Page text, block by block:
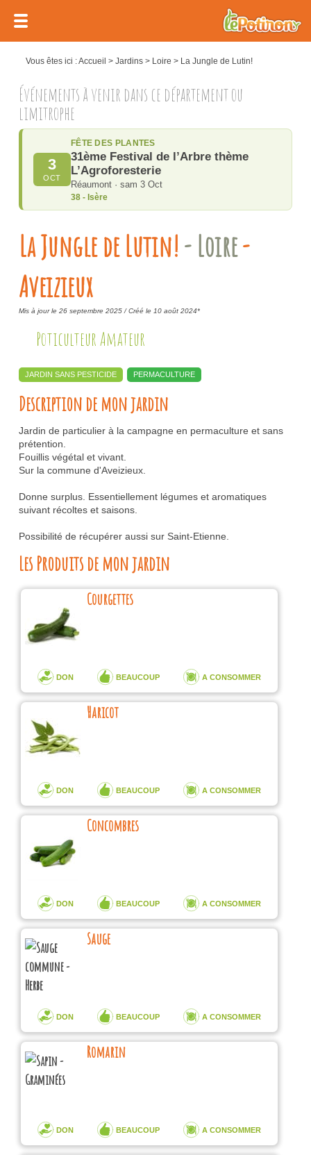
Vous êtes ici :Accueil > Jardins> Loire > La Jungle de Lutin!
La Jungle de Lutin!- Loire-
Aveizieux
Événements à venir dans ce département ou
limitrophe
3
OCT
FÊTE DES PLANTES
31ème Festival de l’Arbre thème
L’Agroforesterie
Réaumont · sam 3 Oct
38 - Isère
Mis à jour le 26 septembre 2025 /Créé le 10 août 2024*
Poticulteur Amateur
JARDIN SANS PESTICIDE PERMACULTURE
Description de mon jardin
Jardin de particulier à la campagne en permaculture et sans
prétention.
Fouillis végétal et vivant.
Sur la commune d'Aveizieux.
Donne surplus. Essentiellement légumes et aromatiques
suivant récoltes et saisons.
Possibilité de récupérer aussi sur Saint-Etienne.
Les Produits de mon jardin
Courgettes
DON BEAUCOUP A CONSOMMER
Haricot
DON BEAUCOUP A CONSOMMER
Concombres
DON BEAUCOUP A CONSOMMER
Sauge
DON BEAUCOUP A CONSOMMER
Romarin
DON BEAUCOUP A CONSOMMER